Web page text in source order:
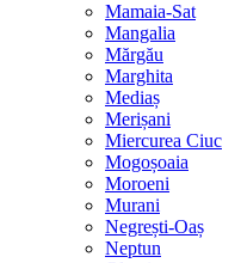
Mamaia-Sat
Mangalia
Mărgău
Marghita
Mediaș
Merișani
Miercurea Ciuc
Mogoșoaia
Moroeni
Murani
Negrești-Oaș
Neptun